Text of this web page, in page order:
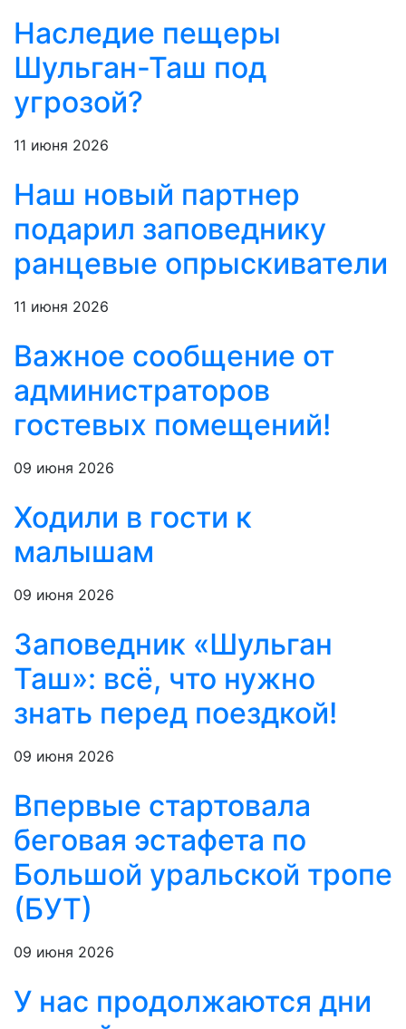
Наследие пещеры
Шульган-Таш под
угрозой?
11 июня 2026
Наш новый партнер
подарил заповеднику
ранцевые опрыскиватели
11 июня 2026
Важное сообщение от
администраторов
гостевых помещений!
09 июня 2026
Ходили в гости к
малышам
09 июня 2026
Заповедник «Шульган
Таш»: всё, что нужно
знать перед поездкой!
09 июня 2026
Впервые стартовала
беговая эстафета по
Большой уральской тропе
(БУТ)
09 июня 2026
У нас продолжаются дни